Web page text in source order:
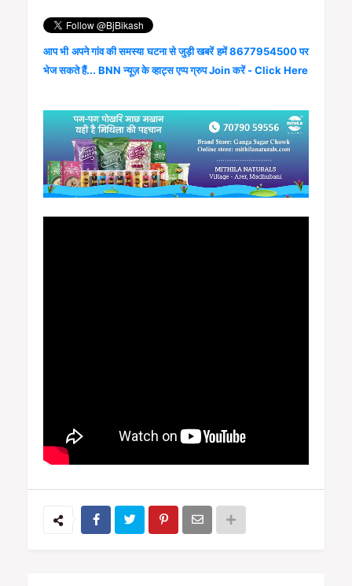
आप भी अपने गांव की समस्या घटना से जुड़ी खबरें हमें 8677954500 पर
भेज सकते हैं... BNN न्यूज़ के व्हाट्स एप्प ग्रुप Join करें - Click Here